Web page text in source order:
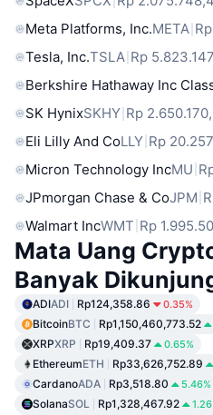
Meta Platforms, Inc.META
Tesla, Inc.TSLA Rp
Berkshire Hathaway Inc
SK HynixSKHY Rp
Eli Lilly And CoLLY Rp
Micron Technology IncMU
JPmorgan Chase & CoJPM
Walmart IncWMT Rp
Mata Uang
Banyak
ADIADI Rp124,358.86 0.35%
BitcoinBTC Rp1,150,460,773.52
XRPXRP Rp19,409.37 0.65%
EthereumETH Rp33,626,752.89
CardanoADA Rp3,518.80 5.46%
SolanaSOL Rp1,328,467.92